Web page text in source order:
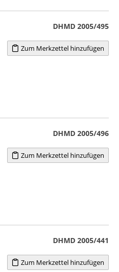
DHMD 2005/495
Zum Merkzettel hinzufügen
DHMD 2005/496
Zum Merkzettel hinzufügen
DHMD 2005/441
Zum Merkzettel hinzufügen